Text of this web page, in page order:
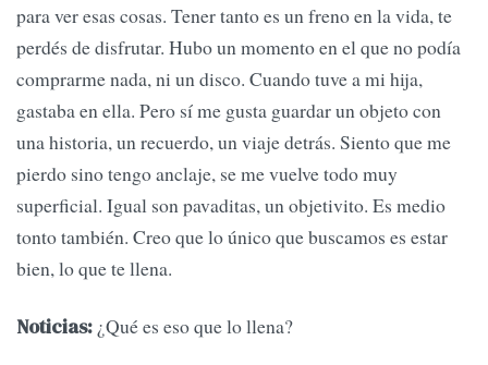
para ver esas cosas. Tener tanto es un freno en la vida, te
perdés de disfrutar. Hubo un momento en el que no podía
comprarme nada, ni un disco. Cuando tuve a mi hija,
gastaba en ella. Pero sí me gusta guardar un objeto con
una historia, un recuerdo, un viaje detrás. Siento que me
pierdo sino tengo anclaje, se me vuelve todo muy
superficial. Igual son pavaditas, un objetivito. Es medio
tonto también. Creo que lo único que buscamos es estar
bien, lo que te llena.
Noticias: ¿Qué es eso que lo llena?